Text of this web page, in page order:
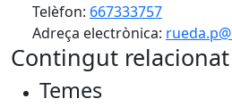
Telèfon: 667333757
Adreça electrònica:
Contingut relacionat
Temes